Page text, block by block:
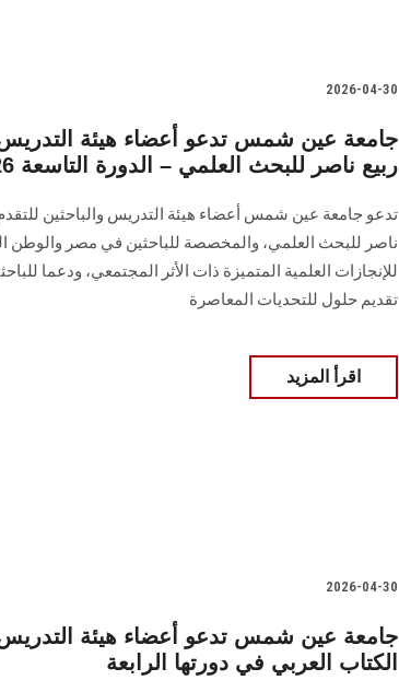
2026-04-30
جامعة عين شمس تدعو أعضاء هيئة التدريس
ربيع ناصر للبحث العلمي – الدورة التاسعة 2026
تدعو جامعة عين شمس أعضاء هيئة التدريس والباحثين
ناصر للبحث العلمي، والمخصصة للباحثين في مصر والوطن
للإنجازات العلمية المتميزة ذات الأثر المجتمعي، ودعما
تقديم حلول للتحديات المعاصرة
اقرأ المزيد
2026-04-30
جامعة عين شمس تدعو أعضاء هيئة التدريس
الكتاب العربي في دورتها الرابعة